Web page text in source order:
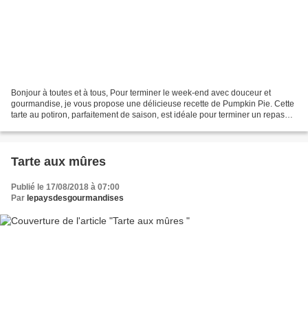
Bonjour à toutes et à tous, Pour terminer le week-end avec douceur et
gourmandise, je vous propose une délicieuse recette de Pumpkin Pie. Cette
tarte au potiron, parfaitement de saison, est idéale pour terminer un repas
Tarte aux mûres
Publié le 17/08/2018 à 07:00
Par lepaysdesgourmandises